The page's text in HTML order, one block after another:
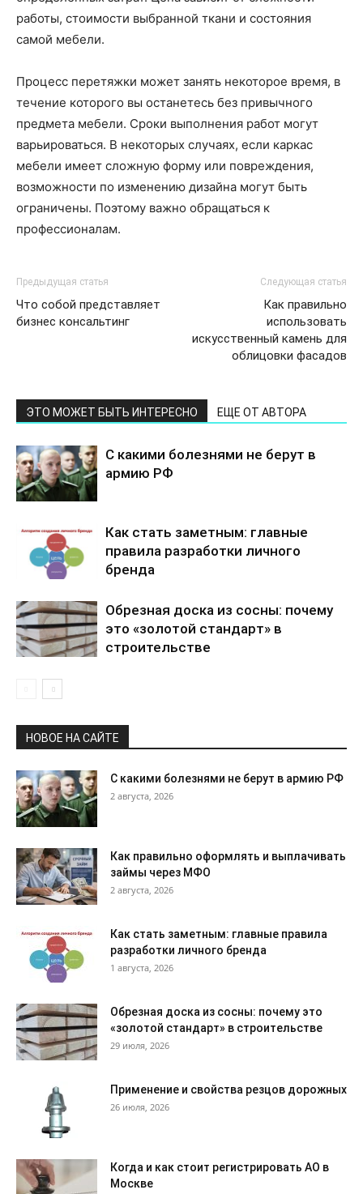
работы, стоимости выбранной ткани и состояния
самой мебели.
Процесс перетяжки может занять некоторое время, в
течение которого вы останетесь без привычного
предмета мебели. Сроки выполнения работ могут
варьироваться. В некоторых случаях, если каркас
мебели имеет сложную форму или повреждения,
возможности по изменению дизайна могут быть
ограничены. Поэтому важно обращаться к
профессионалам.
Предыдущая статья
Что собой представляет
бизнес консальтинг
Следующая статья
Как правильно
использовать
искусственный камень для
облицовки фасадов
ЭТО МОЖЕТ БЫТЬ ИНТЕРЕСНО ЕЩЕ ОТ АВТОРА
С какими болезнями не берут в
армию РФ
Как стать заметным: главные
правила разработки личного
бренда
Обрезная доска из сосны: почему
это «золотой стандарт» в
строительстве
НОВОЕ НА САЙТЕ
С какими болезнями не берут в армию РФ
2 августа, 2026
Как правильно оформлять и выплачивать
займы через МФО
2 августа, 2026
Как стать заметным: главные правила
разработки личного бренда
1 августа, 2026
Обрезная доска из сосны: почему это
«золотой стандарт» в строительстве
29 июля, 2026
Применение и свойства резцов дорожных
26 июля, 2026
Когда и как стоит регистрировать АО в
Москве